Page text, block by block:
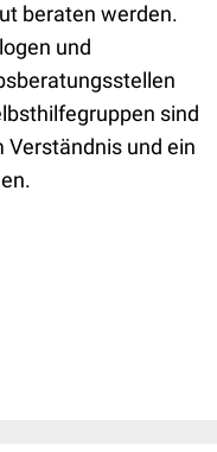
beraten werden.
und
sind
Verständnis und ein